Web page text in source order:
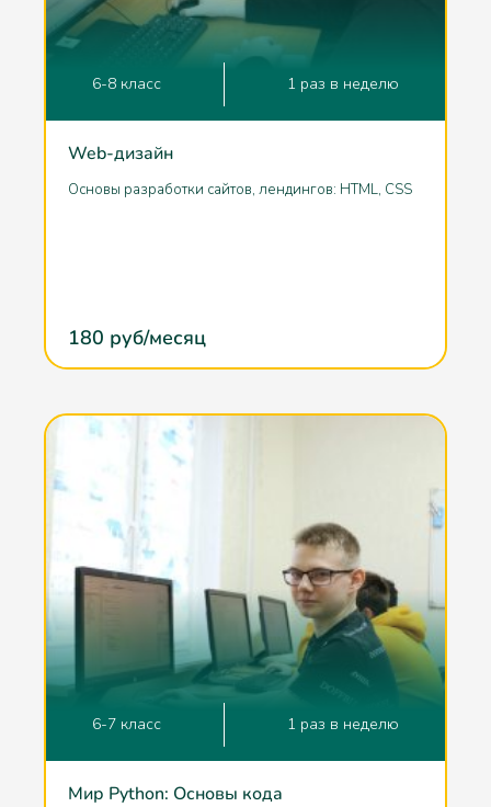
Web-дизайн
Основы разработки сайтов, лендингов: HTML, CSS
180 руб/месяц
6-8 класс 1 раз в неделю
Мир Python: Основы кода
6-7 класс 1 раз в неделю